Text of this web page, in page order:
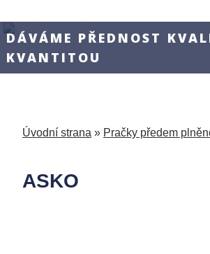
DÁVÁME PŘEDNOST
KVANTITOU
Úvodní strana » Pračky předem
ASKO